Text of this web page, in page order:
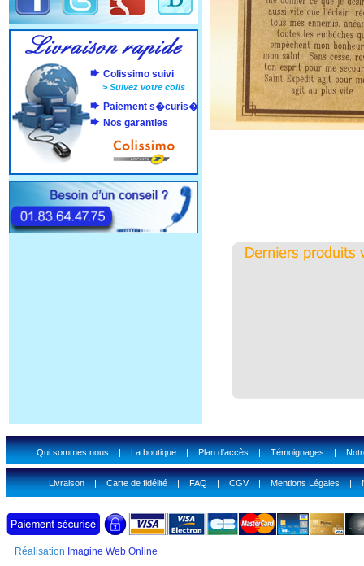
Colissimo suivi
>Suivez votre colis
Paiement s�curis�
Nos garanties
Qui sommes nous|La boutique|Plan d'accès|Témoignages|
Livraison|Carte de fidélité|FAQ|CGV|Mentions Légales|
Réalisation Imagine Web Online